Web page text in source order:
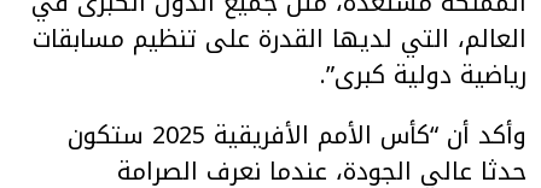
العالم، التي لديها القدرة على تنظيم مسابقات
رياضية دولية كبرى”.
وأكد أن “كأس الأمم الأفريقية 2025 ستكون
حدثا عالي الجودة، عندما نعرف الصرامة